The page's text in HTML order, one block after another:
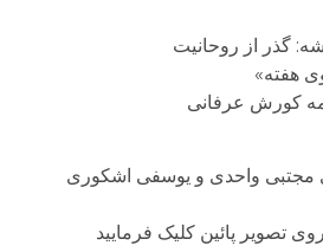
گذر از روحانیت
هفته»
کورش عرفانى
مجتبى واحدی و یوسفى اشکورى
تصویر پائین کلیک فرمایید